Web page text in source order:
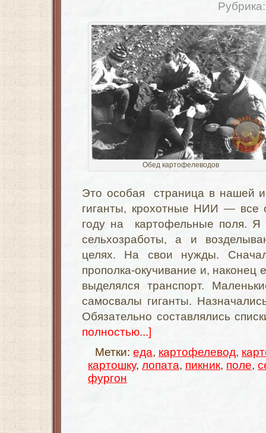
Обед картофелеводов
Это особая страница в нашей
гиганты, крохотные НИИ — все
году на картофельные поля.
сельхозработы, а и
целях. На свои нужды.
прополка-окучивание и, наконец
выделялся транспорт.
самосвалы гиганты.
Обязательно составлялись
полностью...]
Метки: еда, картофелевод,
картошку, лопата, пикник, поле,
фургон